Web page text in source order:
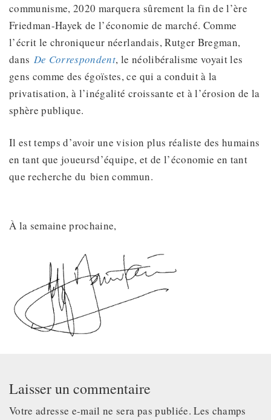
communisme, 2020 marquera sûrement la fin de l’ère
Friedman-Hayek de l’économie de marché. Comme
l’écrit le chroniqueur néerlandais, Rutger Bregman,
dans De Correspondent, le néolibéralisme voyait les
gens comme des égoïstes, ce qui a conduit à la
privatisation, à l’inégalité croissante et à l’érosion de la
sphère publique.
Il est temps d’avoir une vision plus réaliste des humains
en tant que joueursd’équipe, et de l’économie en tant
que recherche du bien commun.
À la semaine prochaine,
Laisser un commentaire
Votre adresse e-mail ne sera pas publiée. Les champs